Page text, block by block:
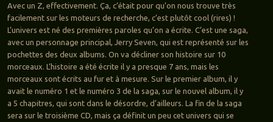
Avec un Z, effectivement. Ça, c’était pour qu’on nous trouve très
facilement sur les moteurs de recherche, c’est plutôt cool (rires) !
L’univers est né des premières paroles qu’on a écrite. C’est une saga,
avec un personnage principal, Jerry Seven, qui est représenté sur les
pochettes des deux albums. On va décliner son histoire sur 10
morceaux. L’histoire a été écrite il y a presque 7 ans, mais les
morceaux sont écrits au fur et à mesure. Sur le premier album, il y
avait le numéro 1 et le numéro 3 de la saga, sur le nouvel album, il y
a 5 chapitres, qui sont dans le désordre, d’ailleurs. La fin de la saga
sera sur le troisième CD, mais ça définit un peu cet univers qui se